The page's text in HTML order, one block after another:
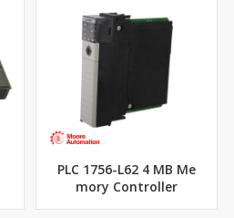
PLC 1756-L62 4 MB Me
mory Controller